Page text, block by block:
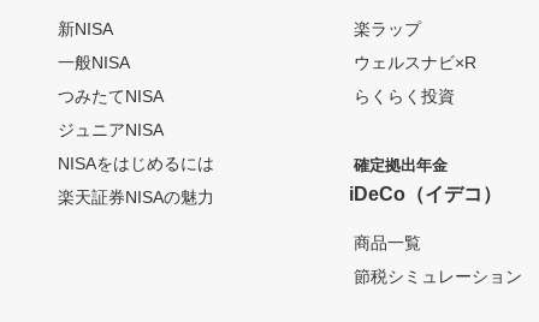
新NISA
一般NISA
つみたてNISA
ジュニアNISA
NISAをはじめるには
楽天証券NISAの魅力
楽ラップ
ウェルスナビ×R
らくらく投資
確定拠出年金
iDeCo（イデコ）
商品一覧
節税シミュレーション